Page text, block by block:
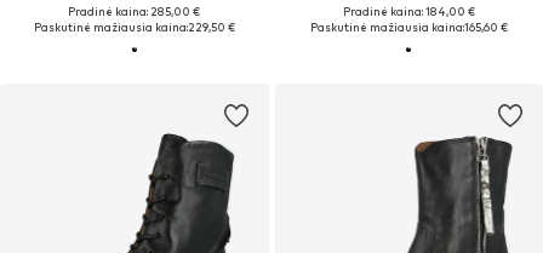
Pradinė kaina: 285,00 €
Paskutinė mažiausia kaina:229,50 €
Pradinė kaina: 184,00 €
Paskutinė mažiausia kaina:165,60 €